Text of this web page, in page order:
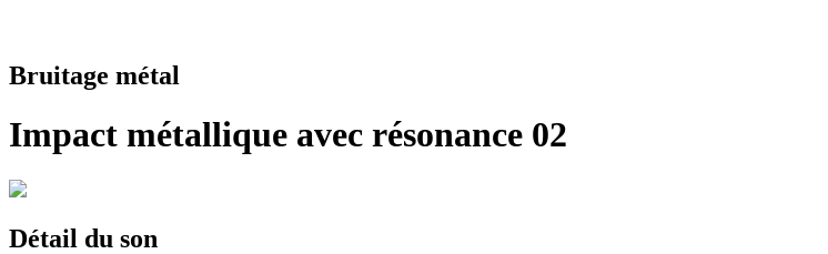
Bruitage métal
Impact métallique avec résonance 02
Détail du son